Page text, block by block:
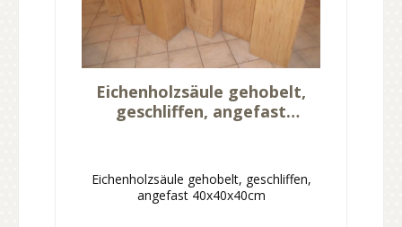
Eichenholzsäule gehobelt,
geschliffen, angefast
Eichenholzsäule gehobelt, geschliffen,
angefast 40x40x40cm